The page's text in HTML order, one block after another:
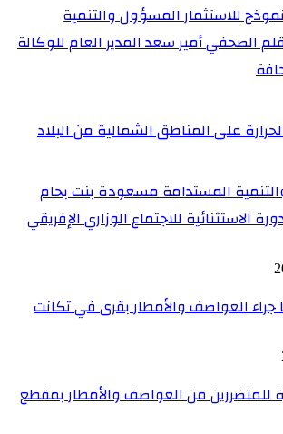
للاستثمار المسؤول والتنمية
الصحفي أمير سعد المدير العام للوكالة
على المناطق الشمالية من البلاد
والتنمية المستدامة مسعودة بنت بحام
الاستثنائية للاجتماع الوزاري الإفريقي
عريشا جراء العواصف والأمطار بقرى في تكانت
للمتضررين من العواصف والأمطار بمقطع